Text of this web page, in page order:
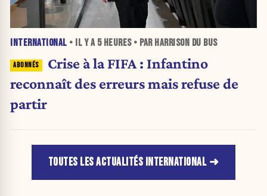
INTERNATIONAL • IL Y A 5 HEURES• PAR HARRISON DU BUS
Crise à la FIFA : Infantino
reconnaît des erreurs mais refuse de
partir
TOUTES LES ACTUALITÉS INTERNATIONAL